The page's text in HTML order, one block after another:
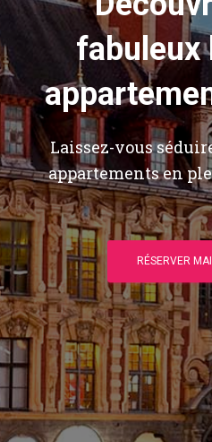
fabuleux
Laissez-vous
appartements en
RÉSERVER